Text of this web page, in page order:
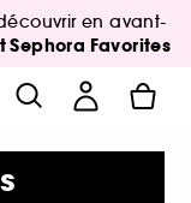
en avant-
Favorites